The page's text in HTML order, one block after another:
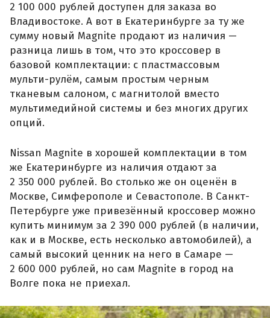
2 100 000 рублей доступен для заказа во
Владивостоке. А вот в Екатеринбурге за ту же
сумму новый Magnite продают из наличия —
разница лишь в том, что это кроссовер в
базовой комплектации: с пластмассовым
мульти-рулём, самым простым черным
тканевым салоном, с магнитолой вместо
мультимедийной системы и без многих других
опций.
Nissan Magnite в хорошей комплектации в том
же Екатеринбурге из наличия отдают за
2 350 000 рублей. Во столько же он оценён в
Москве, Симферополе и Севастополе. В Санкт-
Петербурге уже привезённый кроссовер можно
купить минимум за 2 390 000 рублей (в наличии,
как и в Москве, есть несколько автомобилей), а
самый высокий ценник на него в Самаре —
2 600 000 рублей, но сам Magnite в город на
Волге пока не приехал.